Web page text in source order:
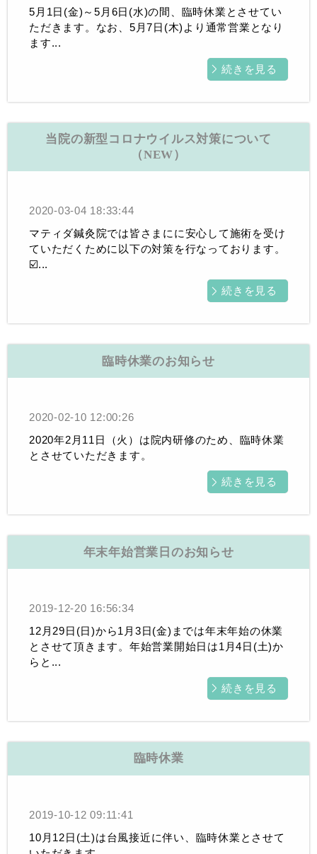
5月1日(金)～5月6日(水)の間、臨時休業とさせてい
ただきます。なお、5月7日(木)より通常営業となり
ます...
続きを見る
当院の新型コロナウイルス対策について
（NEW）
2020-03-04 18:33:44
マティダ鍼灸院では皆さまにに安心して施術を受け
ていただくために以下の対策を行なっております。
☑️...
続きを見る
臨時休業のお知らせ
2020-02-10 12:00:26
2020年2月11日（火）は院内研修のため、臨時休業
とさせていただきます。
続きを見る
年末年始営業日のお知らせ
2019-12-20 16:56:34
12月29日(日)から1月3日(金)までは年末年始の休業
とさせて頂きます。年始営業開始日は1月4日(土)か
らと...
続きを見る
臨時休業
2019-10-12 09:11:41
10月12日(土)は台風接近に伴い、臨時休業とさせて